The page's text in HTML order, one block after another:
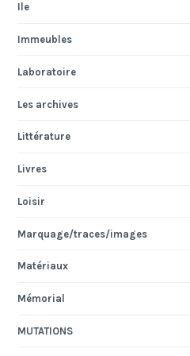
Ile
Immeubles
Laboratoire
Les archives
Littérature
Livres
Loisir
Marquage/traces/images
Matériaux
Mémorial
MUTATIONS